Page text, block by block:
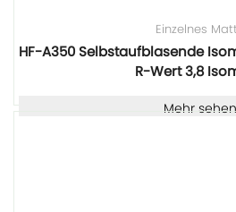
Einzelnes
HF-A350 Selbstaufblasende
R-Wert 3,8
Mehr sehen